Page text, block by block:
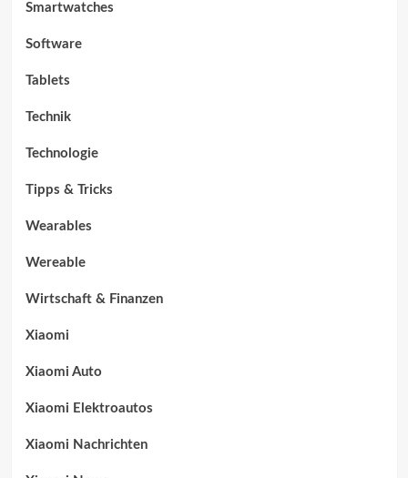
Smartwatches
Software
Tablets
Technik
Technologie
Tipps & Tricks
Wearables
Wereable
Wirtschaft & Finanzen
Xiaomi
Xiaomi Auto
Xiaomi Elektroautos
Xiaomi Nachrichten